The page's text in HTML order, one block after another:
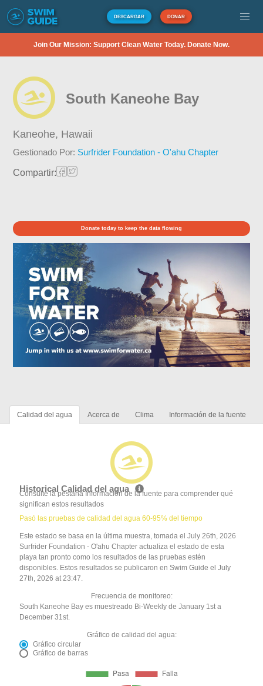
DESCARGAR DONAR
Join Our Mission: Support Clean Water Today. Donate Now.
South Kaneohe Bay
Kaneohe, Hawaii
Gestionado Por: Surfrider Foundation - O'ahu Chapter
Compartir:
Donate today to keep the data flowing
Calidad del agua Acerca de Clima Información de la fuente
Historical Calidad del agua
Consulte la pestaña Información de la fuente para comprender qué
significan estos resultados
Pasó las pruebas de calidad del agua 60-95% del tiempo
Este estado se basa en la última muestra, tomada el July 26th, 2026
Surfrider Foundation - O'ahu Chapter actualiza el estado de esta
playa tan pronto como los resultados de las pruebas estén
disponibles. Estos resultados se publicaron en Swim Guide el July
27th, 2026 at 23:47.
Frecuencia de monitoreo:
South Kaneohe Bay es muestreado Bi-Weekly de January 1st a
December 31st.
Gráfico de calidad del agua:
Gráfico circular
Gráfico de barras